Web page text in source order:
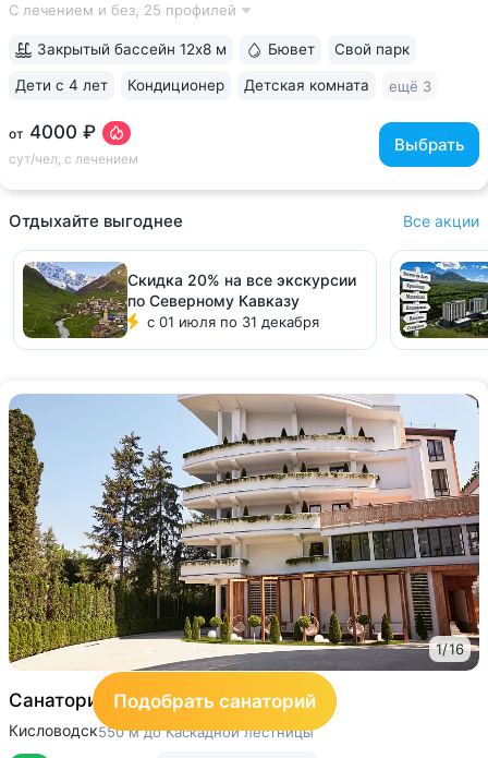
Ессентуков. 18 минут прогулки до Грязелечебницы им.
С лечением и без, 25 профилей
от 4000 ₽
сут/чел, с лечением
Выбрать
Закрытый бассейн 12х8 м Бювет Свой парк
Дети с 4 лет Кондиционер Детская комната ещё 3
Отдыхайте выгоднее Все акции
Скидка 20% на все экскурсии
по Северному Кавказу
с 01 июля по 31 декабря
1/16
Санаторий «Майерведа» 5
Кисловодск550 м до Каскадной лестницы
Подобрать санаторий